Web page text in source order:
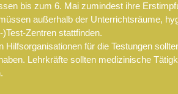
bis zum 6. Mai zumindest ihre
außerhalb der Unterrichtsräume,
Zentren stattfinden.
Hilfsorganisationen für die Testungen
Lehrkräfte sollten medizinische